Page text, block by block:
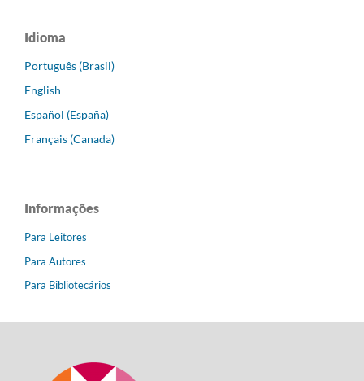
Idioma
Português (Brasil)
English
Español (España)
Français (Canada)
Informações
Para Leitores
Para Autores
Para Bibliotecários